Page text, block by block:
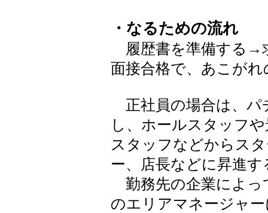
・なるための流れ
履歴書を準備する→
面接合格で、あこが
正社員の場合は、パ
し、ホールスタッフ
スタッフなどからス
ー、店長などに昇進す
勤務先の企業によっ
のエリアマネージャ